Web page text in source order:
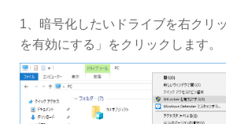
1、暗号化したいドライブを右クリ
を有効にする」をクリックします。